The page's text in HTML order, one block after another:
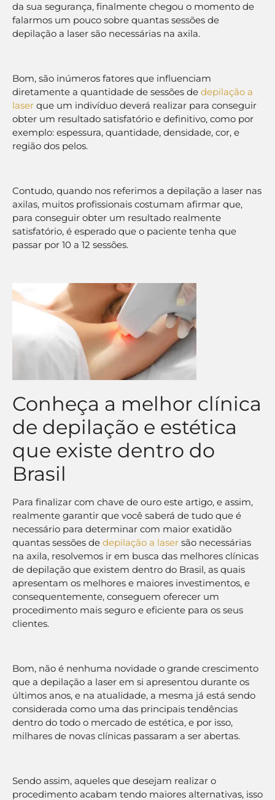
da sua segurança, finalmente chegou o momento de
falarmos um pouco sobre quantas sessões de
depilação a laser são necessárias na axila.
Bom, são inúmeros fatores que influenciam
diretamente a quantidade de sessões de depilação a
laser que um indivíduo deverá realizar para conseguir
obter um resultado satisfatório e definitivo, como por
exemplo: espessura, quantidade, densidade, cor, e
região dos pelos.
Contudo, quando nos referimos a depilação a laser nas
axilas, muitos profissionais costumam afirmar que,
para conseguir obter um resultado realmente
satisfatório, é esperado que o paciente tenha que
passar por 10 a 12 sessões.
Conheça a melhor clínica
de depilação e estética
que existe dentro do
Brasil
Para finalizar com chave de ouro este artigo, e assim,
realmente garantir que você saberá de tudo que é
necessário para determinar com maior exatidão
quantas sessões de depilação a laser são necessárias
na axila, resolvemos ir em busca das melhores clínicas
de depilação que existem dentro do Brasil, as quais
apresentam os melhores e maiores investimentos, e
consequentemente, conseguem oferecer um
procedimento mais seguro e eficiente para os seus
clientes.
Bom, não é nenhuma novidade o grande crescimento
que a depilação a laser em si apresentou durante os
últimos anos, e na atualidade, a mesma já está sendo
considerada como uma das principais tendências
dentro do todo o mercado de estética, e por isso,
milhares de novas clínicas passaram a ser abertas.
Sendo assim, aqueles que desejam realizar o
procedimento acabam tendo maiores alternativas, isso